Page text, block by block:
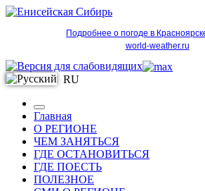
Подробнее о погоде в
world-weather.ru
RU
Главная
О РЕГИОНЕ
ЧЕМ ЗАНЯТЬСЯ
ГДЕ ОСТАНОВИТЬСЯ
ГДЕ ПОЕСТЬ
ПОЛЕЗНОЕ